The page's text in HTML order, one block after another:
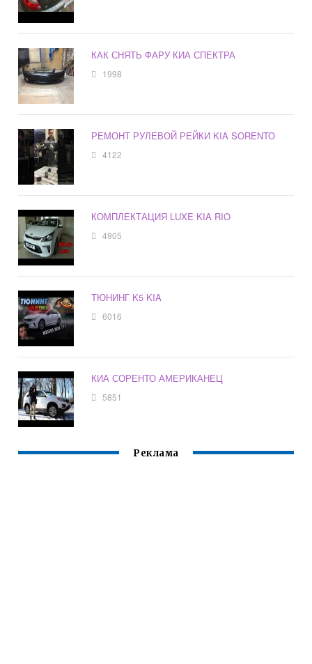
КАК СНЯТЬ ФАРУ КИА СПЕКТРА
1998
РЕМОНТ РУЛЕВОЙ РЕЙКИ KIA SORENTO
4122
КОМПЛЕКТАЦИЯ LUXE KIA RIO
4905
ТЮНИНГ K5 KIA
6016
КИА СОРЕНТО АМЕРИКАНЕЦ
5851
Реклама